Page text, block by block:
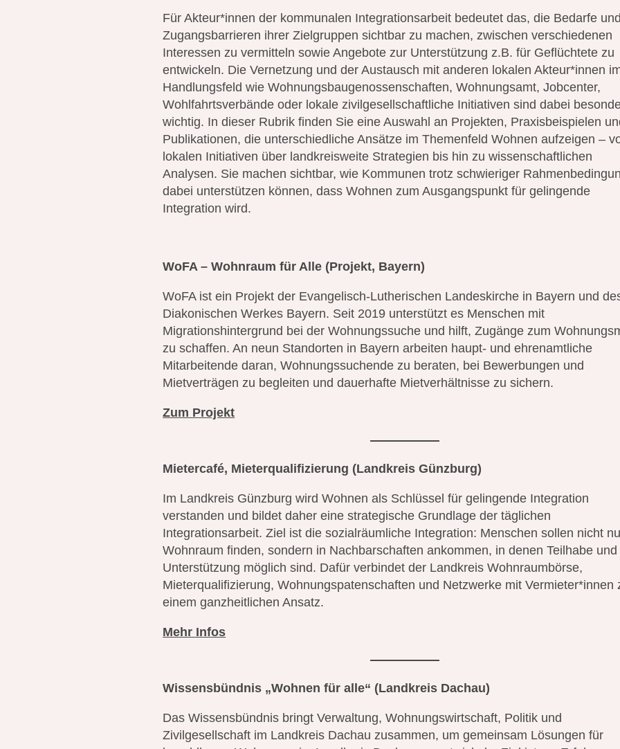
Für Akteur*innen der kommunalen Integrationsarbeit bedeutet das, die Bedarfe und
Zugangsbarrieren ihrer Zielgruppen sichtbar zu machen, zwischen verschiedenen
Interessen zu vermitteln sowie Angebote zur Unterstützung z.B. für Geflüchtete zu
entwickeln. Die Vernetzung und der Austausch mit anderen lokalen Akteur*innen
Handlungsfeld wie Wohnungsbaugenossenschaften, Wohnungsamt, Jobcenter,
Wohlfahrtsverbände oder lokale zivilgesellschaftliche Initiativen sind dabei
wichtig. In dieser Rubrik finden Sie eine Auswahl an Projekten, Praxisbeispielen
Publikationen, die unterschiedliche Ansätze im Themenfeld Wohnen aufzeigen –
lokalen Initiativen über landkreisweite Strategien bis hin zu wissenschaftlichen
Analysen. Sie machen sichtbar, wie Kommunen trotz schwieriger
dabei unterstützen können, dass Wohnen zum Ausgangspunkt für gelingende
Integration wird.
WoFA – Wohnraum für Alle (Projekt, Bayern)
WoFA ist ein Projekt der Evangelisch-Lutherischen Landeskirche in Bayern und
Diakonischen Werkes Bayern. Seit 2019 unterstützt es Menschen mit
Migrationshintergrund bei der Wohnungssuche und hilft, Zugänge zum
zu schaffen. An neun Standorten in Bayern arbeiten haupt- und ehrenamtliche
Mitarbeitende daran, Wohnungssuchende zu beraten, bei Bewerbungen und
Mietverträgen zu begleiten und dauerhafte Mietverhältnisse zu sichern.
Zum Projekt
Mietercafé, Mieterqualifizierung (Landkreis Günzburg)
Im Landkreis Günzburg wird Wohnen als Schlüssel für gelingende Integration
verstanden und bildet daher eine strategische Grundlage der täglichen
Integrationsarbeit. Ziel ist die sozialräumliche Integration: Menschen sollen nicht
Wohnraum finden, sondern in Nachbarschaften ankommen, in denen Teilhabe und
Unterstützung möglich sind. Dafür verbindet der Landkreis Wohnraumbörse,
Mieterqualifizierung, Wohnungspatenschaften und Netzwerke mit Vermieter*innen
einem ganzheitlichen Ansatz.
Mehr Infos
Wissensbündnis „Wohnen für alle“ (Landkreis Dachau)
Das Wissensbündnis bringt Verwaltung, Wohnungswirtschaft, Politik und
Zivilgesellschaft im Landkreis Dachau zusammen, um gemeinsam Lösungen für